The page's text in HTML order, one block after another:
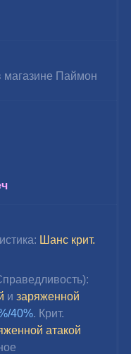
магазине Паймон
Шанс крит.
и заряженной
40%. Крит.
атакой